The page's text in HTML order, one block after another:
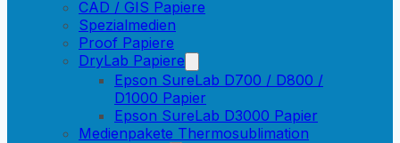
CAD / GIS Papiere
Spezialmedien
Proof Papiere
DryLab Papiere
Epson SureLab D700 / D800 /
D1000 Papier
Epson SureLab D3000 Papier
Medienpakete Thermosublimation